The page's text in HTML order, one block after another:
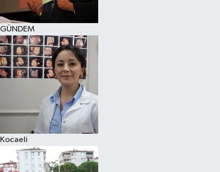
GÜNDEM
Kocaeli
Son Dakika Haberleri
Haber Arşivi